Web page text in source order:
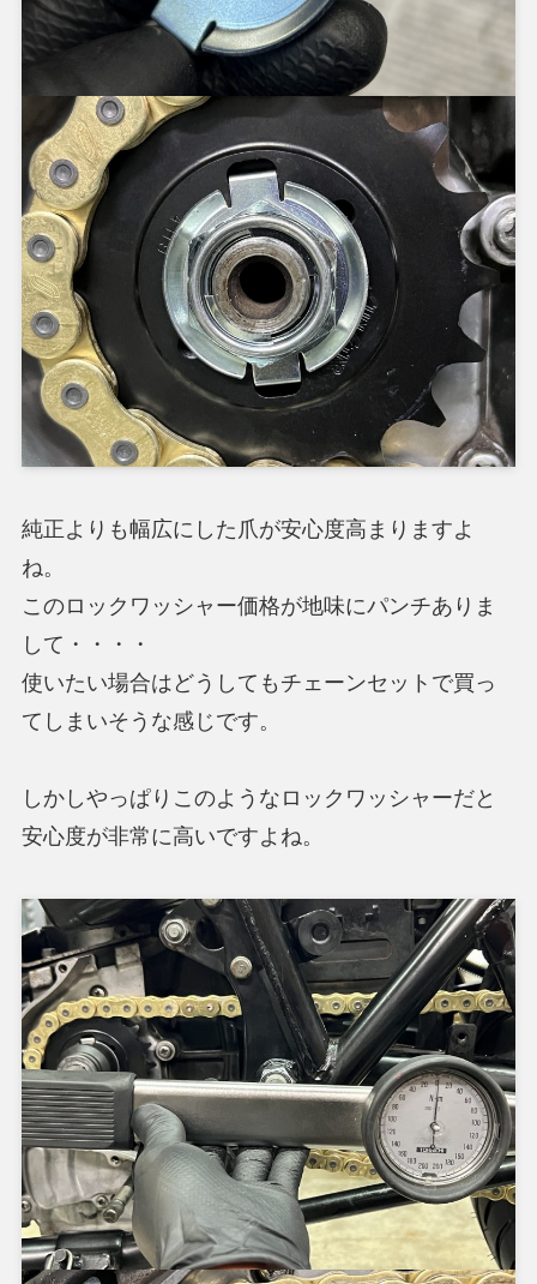
純正よりも幅広にした爪が安心度高まりますよ
ね。
このロックワッシャー価格が地味にパンチありま
して・・・・
使いたい場合はどうしてもチェーンセットで買っ
てしまいそうな感じです。
しかしやっぱりこのようなロックワッシャーだと
安心度が非常に高いですよね。